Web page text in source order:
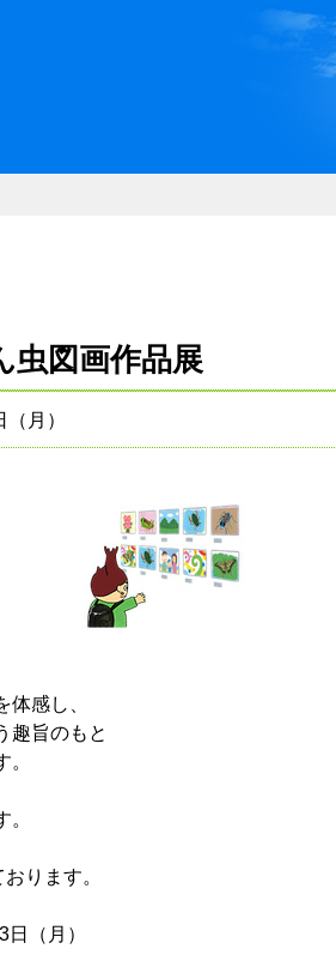
れあい公社 いし
虫図画作品展
月）
体感し、
趣旨のもと
ります。
（月）